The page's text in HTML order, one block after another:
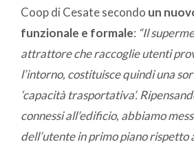
Coop di Cesate secondo un
funzionale e formale: “Il
attrattore che raccoglie utenti
l’intorno, costituisce quindi una
‘capacità trasportativa’.
connessi all’edificio, abbiamo
dell’utente in primo piano rispetto